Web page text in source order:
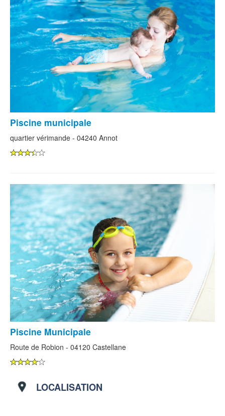
Piscine municipale
quartier vérimande - 04240 Annot
Piscine Municipale
Route de Robion - 04120 Castellane
LOCALISATION